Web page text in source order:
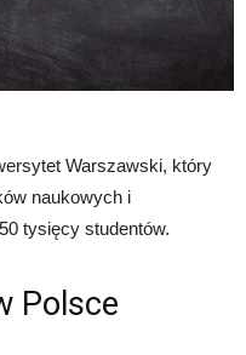
Warszawski, który
naukowych i
tysięcy studentów.
Polsce